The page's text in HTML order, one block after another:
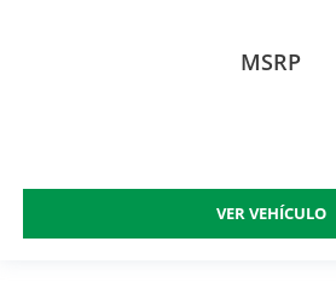
MSRP
VER VEHÍCULO